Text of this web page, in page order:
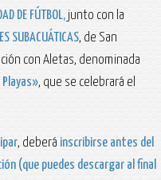
DE FÚTBOL, junto con la
SUBACUÁTICAS, de San
con Aletas, denominada
, que se celebrará el
, deberá inscribirse antes del
(que puedes descargar al final